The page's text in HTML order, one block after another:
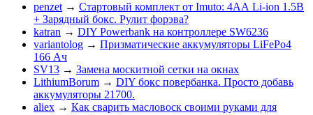
penzet → Стартовый комплект от Imuto: 4АА Li-ion 1.5В
+ Зарядный бокс. Рулит форэва?
katran → DIY Powerbank на контроллере SW6236
variantolog → Призматические аккумуляторы LiFePo4
166 Ач
SV13 → Замена москитной сетки на окнах
LithiumBorum → DIY бокс повербанка. Просто добавь
аккумуляторы 21700.
aliex → Как сварить масловоск своими руками для